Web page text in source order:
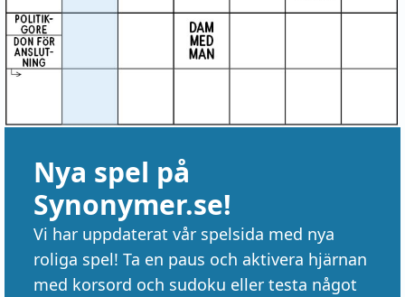
Nya spel på
Synonymer.se!
Vi har uppdaterat vår spelsida med nya
roliga spel! Ta en paus och aktivera hjärnan
med korsord och sudoku eller testa något